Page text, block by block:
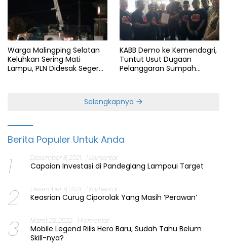
Warga Malingping Selatan
Keluhkan Sering Mati
Lampu, PLN Didesak Segera
KABB Demo ke Kemendagri,
Tuntut Usut Dugaan
Pelanggaran Sumpah
Selengkapnya
Berita Populer Untuk Anda
1 Desember 8, 2021 1 Komentar
Capaian Investasi di Pandeglang Lampaui Target
2 Desember 9, 2021 1 Komentar
Keasrian Curug Ciporolak Yang Masih ‘Perawan’
3 Maret 22, 2022 1 Komentar
Mobile Legend Rilis Hero Baru, Sudah Tahu Belum
Skill-nya?